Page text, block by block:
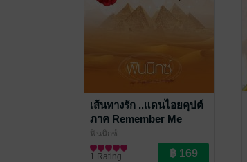
เส้นทางรัก ..แดนไอยคุปต์
ภาค Remember Me
ฟินนิกซ์
นิยายรัก
1 Rating